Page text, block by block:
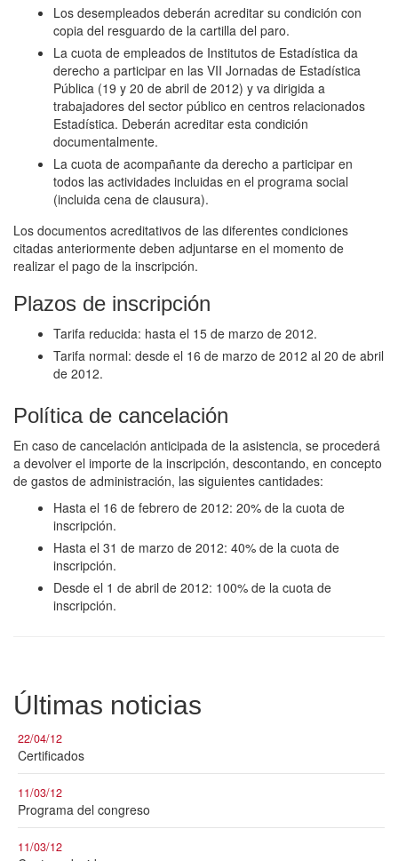
Los desempleados deberán acreditar su condición con
copia del resguardo de la cartilla del paro.
La cuota de empleados de Institutos de Estadística da
derecho a participar en las VII Jornadas de Estadística
Pública (19 y 20 de abril de 2012) y va dirigida a
trabajadores del sector público en centros relacionados
Estadística. Deberán acreditar esta condición
documentalmente.
La cuota de acompañante da derecho a participar en
todos las actividades incluidas en el programa social
(incluida cena de clausura).
Los documentos acreditativos de las diferentes condiciones
citadas anteriormente deben adjuntarse en el momento de
realizar el pago de la inscripción.
Plazos de inscripción
Tarifa reducida: hasta el 15 de marzo de 2012.
Tarifa normal: desde el 16 de marzo de 2012 al 20 de abril
de 2012.
Política de cancelación
En caso de cancelación anticipada de la asistencia, se procederá
a devolver el importe de la inscripción, descontando, en concepto
de gastos de administración, las siguientes cantidades:
Hasta el 16 de febrero de 2012: 20% de la cuota de
inscripción.
Hasta el 31 de marzo de 2012: 40% de la cuota de
inscripción.
Desde el 1 de abril de 2012: 100% de la cuota de
inscripción.
Últimas noticias
22/04/12
Certificados
11/03/12
Programa del congreso
11/03/12